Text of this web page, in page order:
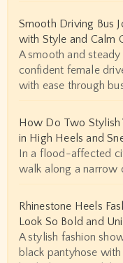
Smooth Driving Bus
with Style and Calm
A smooth and
confident female
with ease through
How Do Two
in High Heels and
In a flood-affected
walk along a narrow
Rhinestone Heels
Look So Bold and
A stylish fashion
black pantyhose